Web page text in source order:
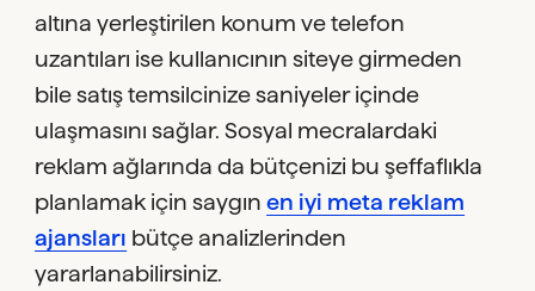
altına yerleştirilen konum ve telefon
uzantıları ise kullanıcının siteye girmeden
bile satış temsilcinize saniyeler içinde
ulaşmasını sağlar. Sosyal mecralardaki
reklam ağlarında da bütçenizi bu şeffaflıkla
planlamak için saygınen iyi meta reklam
ajansları bütçe analizlerinden
yararlanabilirsiniz.